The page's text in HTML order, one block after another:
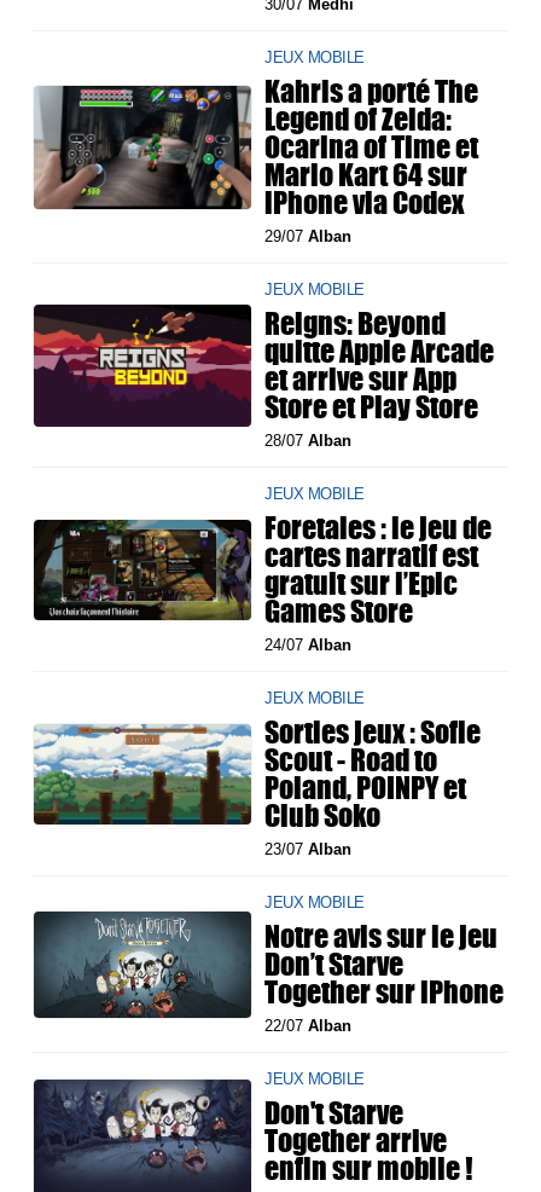
30/07 Medhi
JEUX MOBILE
Kahris a porté The
Legend of Zelda:
Ocarina of Time et
Mario Kart 64 sur
iPhone via Codex
29/07Alban
JEUX MOBILE
Reigns: Beyond
quitte Apple Arcade
et arrive sur App
Store et Play Store
28/07Alban
JEUX MOBILE
Foretales : le jeu de
cartes narratif est
gratuit sur l’Epic
Games Store
24/07Alban
JEUX MOBILE
Sorties jeux : Sofie
Scout - Road to
Poland, POINPY et
Club Soko
23/07Alban
JEUX MOBILE
Notre avis sur le jeu
Don’t Starve
Together sur iPhone
22/07Alban
JEUX MOBILE
Don't Starve
Together arrive
enfin sur mobile !